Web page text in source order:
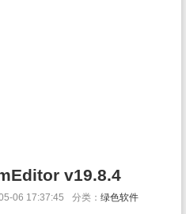
v19.8.4
06 17:37:45 分类： 绿色软件